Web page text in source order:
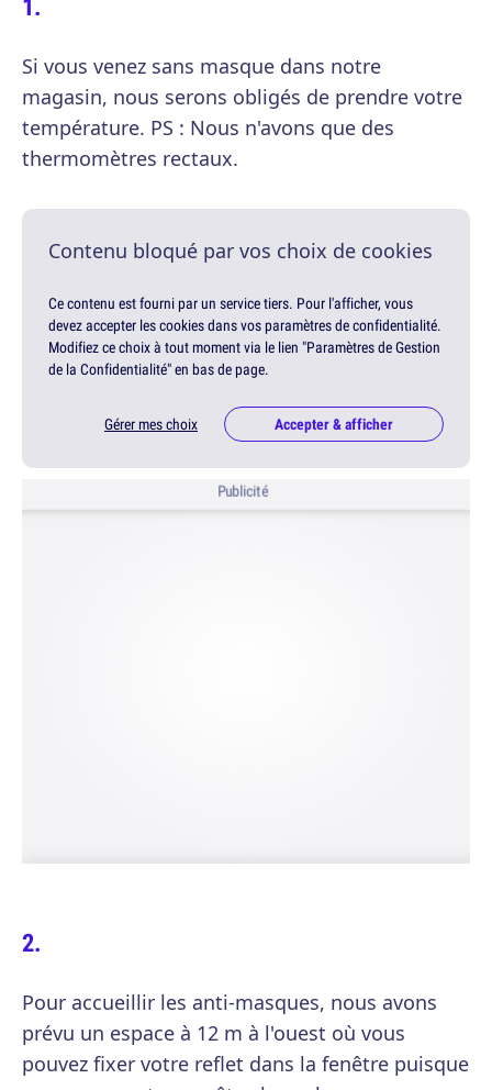
Si vous venez sans masque dans notre
magasin, nous serons obligés de prendre votre
température. PS : Nous n'avons que des
thermomètres rectaux.
Contenu bloqué par vos choix de cookies
Ce contenu est fourni par un service tiers. Pour l'afficher, vous
devez accepter les cookies dans vos paramètres de confidentialité.
Modifiez ce choix à tout moment via le lien "Paramètres de Gestion
de la Confidentialité" en bas de page.
Gérer mes choix Accepter & afficher
Publicité
Pour accueillir les anti-masques, nous avons
prévu un espace à 12 m à l'ouest où vous
pouvez fixer votre reflet dans la fenêtre puisque